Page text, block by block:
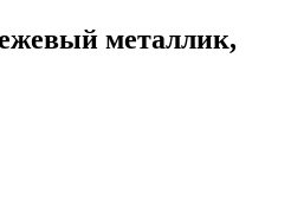
металлик,